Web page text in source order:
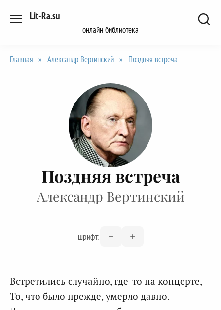
Lit-Ra.su
онлайн библиотека
Главная » Александр Вертинский » Поздняя встреча
Поздняя встреча
Александр Вертинский
шрифт:
Встретились случайно, где-то на концерте,
То, что было прежде, умерло давно.